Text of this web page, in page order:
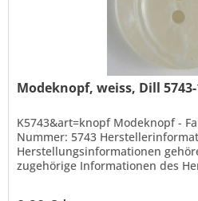
Modeknopf, weiss, Dill 5743-
K5743&art=knopf Modeknopf -
Nummer: 5743
Herstellungsinformationen
zugehörige Informationen des